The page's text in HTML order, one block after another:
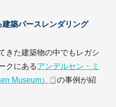
築パースレンダリング
きた建築物の中でもレガシ
クにあるアンデルセン・ミ
Museum）
の事例が紹